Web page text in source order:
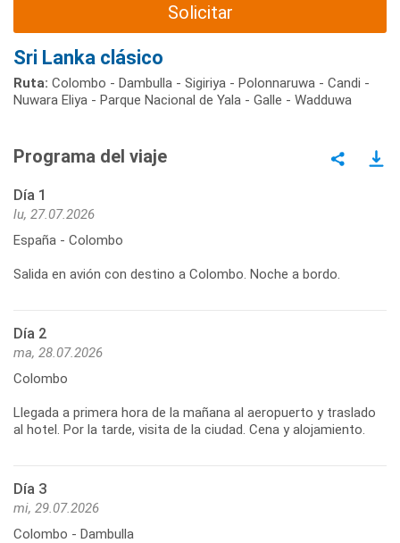
Solicitar
Sri Lanka clásico
Ruta: Colombo - Dambulla - Sigiriya - Polonnaruwa - Candi -
Nuwara Eliya - Parque Nacional de Yala - Galle - Wadduwa
Programa del viaje
Día 1
lu, 27.07.2026
España - Colombo
Día 2
ma, 28.07.2026
Colombo
Llegada a primera hora de la mañana al aeropuerto y traslado
Día 3
mi, 29.07.2026
Colombo - Dambulla